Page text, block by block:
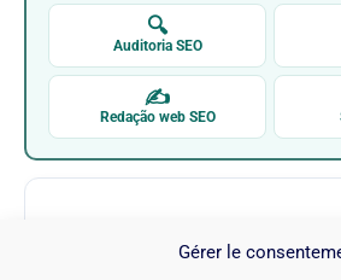
Gérer le
🔍
Auditoria SEO
✍
Redação web SEO